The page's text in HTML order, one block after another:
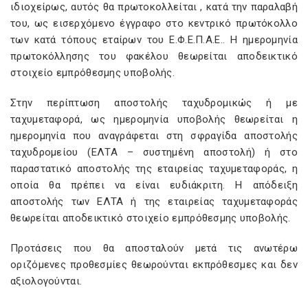
ιδιοχείρως, αυτός θα πρωτοκολλείται , κατά την παραλαβή
του, ως εισερχόμενο έγγραφο στο κεντρικό πρωτόκολλο
των κατά τόπους εταίρων του Ε.Φ.Ε.Π.Α.Ε.. Η ημερομηνία
πρωτοκόλλησης του φακέλου θεωρείται αποδεικτικό
στοιχείο εμπρόθεσμης υποβολής.
Στην περίπτωση αποστολής ταχυδρομικώς ή με
ταχυμεταφορά, ως ημερομηνία υποβολής θεωρείται η
ημερομηνία που αναγράφεται στη σφραγίδα αποστολής
ταχυδρομείου (ΕΛΤΑ – συστημένη αποστολή) ή στο
παραστατικό αποστολής της εταιρείας ταχυμεταφοράς, η
οποία θα πρέπει να είναι ευδιάκριτη. Η απόδειξη
αποστολής των ΕΛΤΑ ή της εταιρείας ταχυμεταφοράς
θεωρείται αποδεικτικό στοιχείο εμπρόθεσμης υποβολής.
Προτάσεις που θα αποσταλούν μετά τις ανωτέρω
οριζόμενες προθεσμίες θεωρούνται εκπρόθεσμες και δεν
αξιολογούνται.